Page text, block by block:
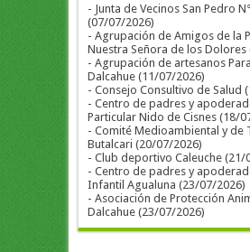
- Junta de Vecinos San Pedro
(07/07/2026)
- Agrupación de Amigos de la
Nuestra Señora de los Dolores
- Agrupación de artesanos
Dalcahue (11/07/2026)
- Consejo Consultivo de Salud
- Centro de padres y
Particular Nido de Cisnes (18/
- Comité Medioambiental y de
Butalcari (20/07/2026)
- Club deportivo Caleuche (21/
- Centro de padres y
Infantil Agualuna (23/07/2026)
- Asociación de Protección
Dalcahue (23/07/2026)